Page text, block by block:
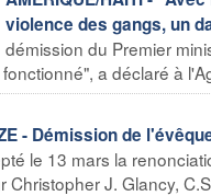
violence des gangs, un
démission du Premier
a déclaré à
- Démission de
le 13 mars la
J. Glancy,